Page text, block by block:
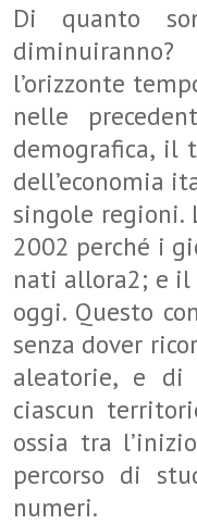
Di quanto
l’orizzonte
nelle
demografica,
dell’economia
singole regioni.
2002 perché i
nati allora2; e
oggi. Questo
senza dover
aleatorie, e di
ciascun
ossia tra
percorso di
numeri.